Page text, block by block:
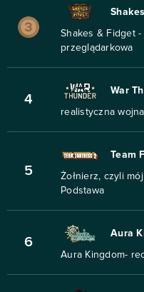
Shakes & Fidget
przeglądarkowa
4
War
realistyczna
5
Team
Żołnierz, czyli
Podstawa
6
Aura
Aura Kingdom-